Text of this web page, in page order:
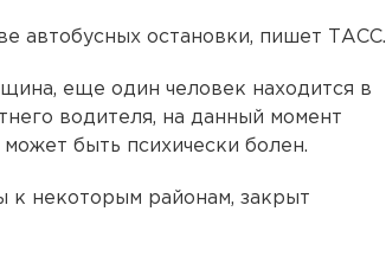
автобусных остановки, пишет ТАСС.
еще один человек находится в
водителя, на данный момент
быть психически болен.
к некоторым районам, закрыт